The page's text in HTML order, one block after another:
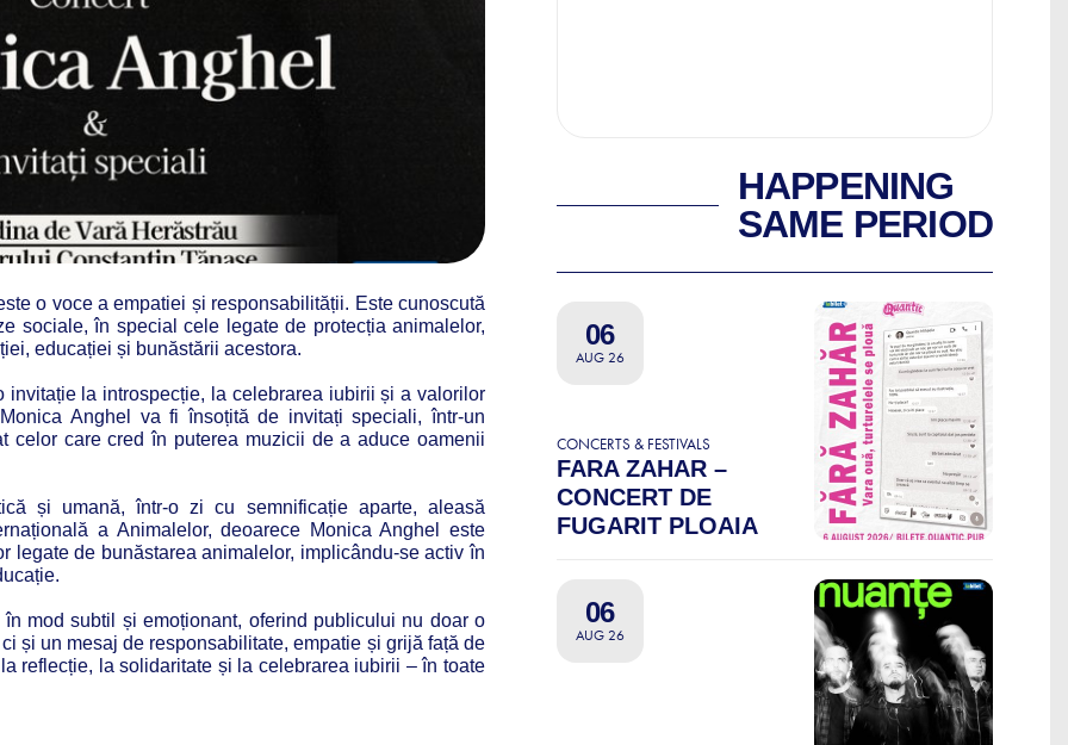
o voce a empatiei și responsabilității. Este cunoscută
sociale, în special cele legate de protecția animalelor,
educației și bunăstării acestora.
invitație la introspecție, la celebrarea iubirii și a valorilor
Anghel va fi însoțită de invitați speciali, într-un
celor care cred în puterea muzicii de a aduce oamenii
și umană, într-o zi cu semnificație aparte, aleasă
a Animalelor, deoarece Monica Anghel este
legate de bunăstarea animalelor, implicându-se activ în
mod subtil și emoționant, oferind publicului nu doar o
și un mesaj de responsabilitate, empatie și grijă față de
reflecție, la solidaritate și la celebrarea iubirii – în toate
HAPPENING
SAME PERIOD
06
AUG 26
CONCERTS & FESTIVALS
FARA ZAHAR –
CONCERT DE
FUGARIT PLOAIA
06
AUG 26